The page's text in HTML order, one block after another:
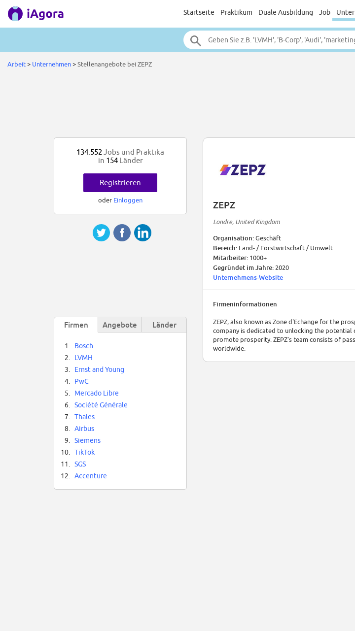
Startseite Praktikum Duale Ausbildung Job
Arbeit> Unternehmen>Stellenangebote bei ZEPZ
ZEPZ
Londre, United Kingdom
Organisation:Geschäft
Bereich: Land- / Forstwirtschaft / Umwelt
Mitarbeiter: 1000+
Gegründet im Jahre: 2020
Unternehmens-Website
Firmeninformationen
ZEPZ, also known as Zone d'Echange for the
company is dedicated to unlocking the
promote prosperity. ZEPZ's team consists of
worldwide.
134.552 Jobs und Praktika
in 154Länder
Registrieren
oder Einloggen
Firmen Angebote Länder
1.
Bosch
2.
LVMH
3.
Ernst and Young
4.
PwC
5.
Mercado Libre
6.
Société Générale
7.
Thales
8.
Airbus
9.
Siemens
10.
TikTok
11.
SGS
12.
Accenture